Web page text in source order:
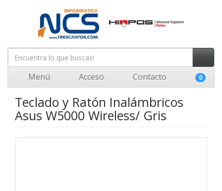
Menú Acceso Contacto 0
Teclado y Ratón Inalámbricos
Asus W5000 Wireless/ Gris